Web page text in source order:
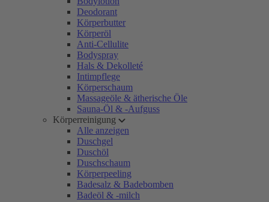
Deodorant
Körperbutter
Körperöl
Anti-Cellulite
Bodyspray
Hals & Dekolleté
Intimpflege
Körperschaum
Massageöle & ätherische Öle
Sauna-Öl & -Aufguss
Körperreinigung
Alle anzeigen
Duschgel
Duschöl
Duschschaum
Körperpeeling
Badesalz & Badebomben
Badeöl & -milch